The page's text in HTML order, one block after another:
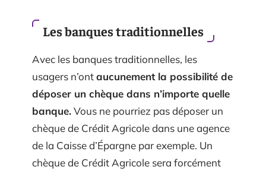
Les banques traditionnelles
Avec les banques traditionnelles, les
usagers n’ontaucunement la possibilité de
déposer un chèque dans n’importe quelle
banque.Vous ne pourriez pas déposer un
chèque de Crédit Agricole dans une agence
de la Caisse d’Épargne par exemple. Un
chèque de Crédit Agricole sera forcément